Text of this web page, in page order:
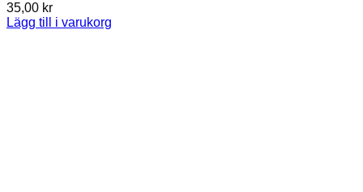
35,00 kr
Lägg till i varukorg